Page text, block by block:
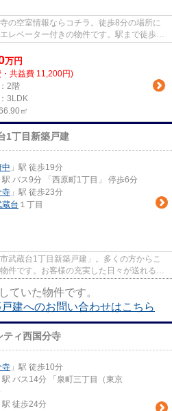
の空室情報ならコチラ。徒歩8分の場所に
レベーター付きの物件です。駅まで徒歩15
万円
共益費 11,200円)
2階
3LDK
㎡
1丁目新築戸建
中 」駅 徒歩19分
駅 バス9分 「西原町1丁目」 停歩6分
寺 」駅 徒歩23分
蔵台 １丁目
武蔵台1丁目新築戸建」。多くの方からこ
件です。お客様の充実した日々が送れる戸
ていた物件です。
建へのお問い合わせはこちら
ティ西国分寺
寺 」駅 徒歩10分
駅 バス14分 「泉町三丁目（東京
駅 徒歩24分